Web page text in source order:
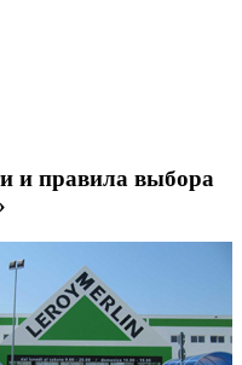
и правила выбора